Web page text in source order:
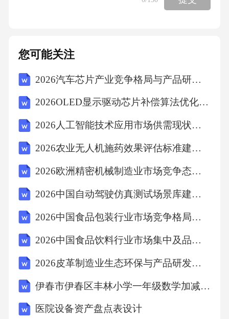
预警值。6.规范物料管理与作业环境：*易燃、
堆放有序，通道畅通，作业环境整洁。*加强有
限空间作业的通风、检测和监护措施。7.保障设
备设施安全运行：*施工机械设备进场前进行验
于良好运行状态。*临时用电严格执行“三级配
电两级保护”、“一机一闸一漏一箱”制度。三、
应急预案体系构建与核心内容应急预案是应对
紧急情况的行动指南，应具有针对性、实用性
据项目规模和风险特点，应急预案通常可分
为：1.综合应急预案：从项目整体层面阐述应急
方针、组织机构、应急响应程序等，是项目应
急管理的总纲。2.专项应急预案：针对具体的事
故类型（如坍塌事故、火灾爆炸事故、触电事
故等）或特定的危险源、重要生产设施、重大
您可能关注
2026汽车芯片产业竞争格局与产品研发投资决策指南研究报告
2026OLED显示驱动芯片补偿算法优化与量产良率分析
2026人工智能技术应用市场供需现状分析及投资发展布局指导文件
2026农业无人机施药效果评估标准建立与作业规范完善专题报告
2026欧洲精密机械制造业市场竞争态势与投资前景深度分析咨询
2026中国自动驾驶仿真测试场景库建设与合规性评估标准演进
2026中国食品包装行业市场竞争格局及产品创新路径研究报告
2026中国食品饮料行业市场集中及品牌营销策略研究报告
2026皮革制造业生态环保与产品研发方向
伊春市伊春区丰林小学一年级数学加减法练习题
医院设备资产盘点表设计